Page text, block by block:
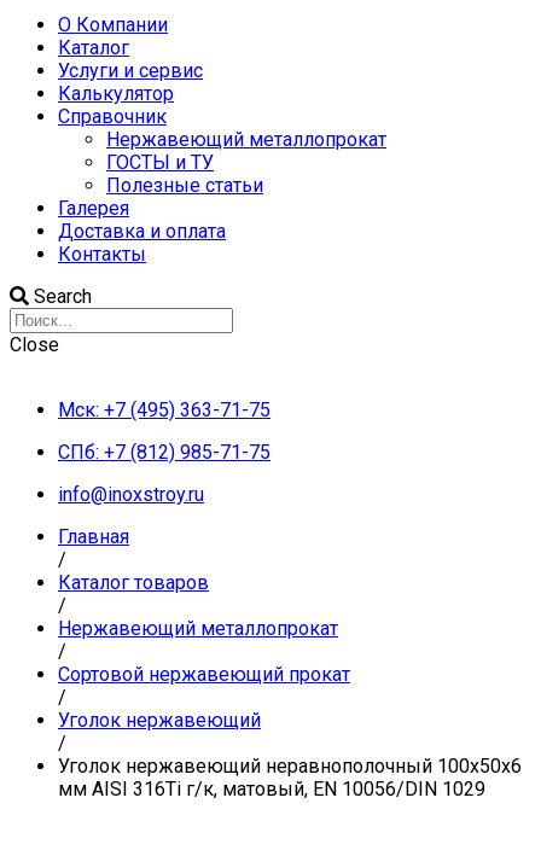
О Компании
Каталог
Услуги и сервис
Калькулятор
Справочник
Нержавеющий металлопрокат
ГОСТЫ и ТУ
Полезные статьи
Галерея
Доставка и оплата
Контакты
Search
Close
Мск: +7 (495) 363-71-75
СПб: +7 (812) 985-71-75
info@inoxstroy.ru
Главная
/
Каталог товаров
/
Нержавеющий металлопрокат
/
Сортовой нержавеющий прокат
/
Уголок нержавеющий
/
Уголок нержавеющий неравнополочный 100х50х6
мм AISI 316Ti г/к, матовый, EN 10056/DIN 1029